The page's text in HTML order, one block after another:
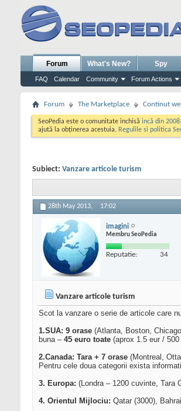
Forum
FAQ Calendar Community Forum Actions
What's New? Spy
Forum The Marketplace Continut
SeoPedia este o comunitate inchisă incă din 2008
ajută la obținerea acestuia. Regulile si politica
Subiect: Vanzare articole turism
28th May 2013, 17:02
imagini
Membru SeoPedia
Reputatie: 34
Vanzare articole turism
Scot la vanzare o serie de articole care
1.SUA: 9 orase (Atlanta, Boston,
buna – 45 euro toate (aprox 1.5 eur /
2.Canada: Tara + 7 orase (Montreal,
Pentru cele doua categorii exista
3. Europa: (Londra – 1200 cuvinte, Tara
4. Orientul Mijlociu: Qatar (3000),